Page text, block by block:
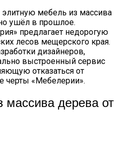
элитную мебель из массива
ушёл в прошлое.
предлагает недорогую
лесов мещерского края.
дизайнеров,
выстроенный сервис
отказаться от
черты «Мебелерии».
массива дерева от